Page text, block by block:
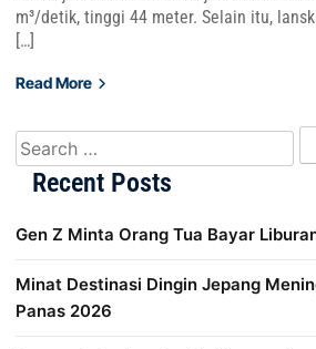
m³/detik, tinggi 44 meter. Selain itu,
[…]
Read More
Search for:
Recent Posts
Gen Z Minta Orang Tua Bayar
Minat Destinasi Dingin Jepang
Panas 2026